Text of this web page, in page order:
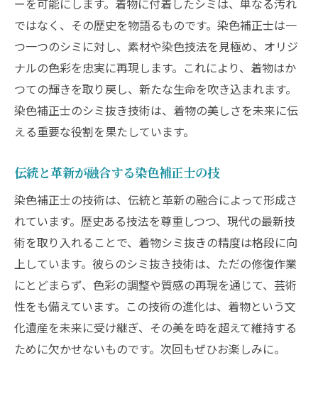
ーを可能にします。着物に付着したシミは、単なる汚れ
ではなく、その歴史を物語るものです。染色補正士は一
つ一つのシミに対し、素材や染色技法を見極め、オリジ
ナルの色彩を忠実に再現します。これにより、着物はか
つての輝きを取り戻し、新たな生命を吹き込まれます。
染色補正士のシミ抜き技術は、着物の美しさを未来に伝
える重要な役割を果たしています。
伝統と革新が融合する染色補正士の技
染色補正士の技術は、伝統と革新の融合によって形成さ
れています。歴史ある技法を尊重しつつ、現代の最新技
術を取り入れることで、着物シミ抜きの精度は格段に向
上しています。彼らのシミ抜き技術は、ただの修復作業
にとどまらず、色彩の調整や質感の再現を通じて、芸術
性をも備えています。この技術の進化は、着物という文
化遺産を未来に受け継ぎ、その美を時を超えて維持する
ために欠かせないものです。次回もぜひお楽しみに。